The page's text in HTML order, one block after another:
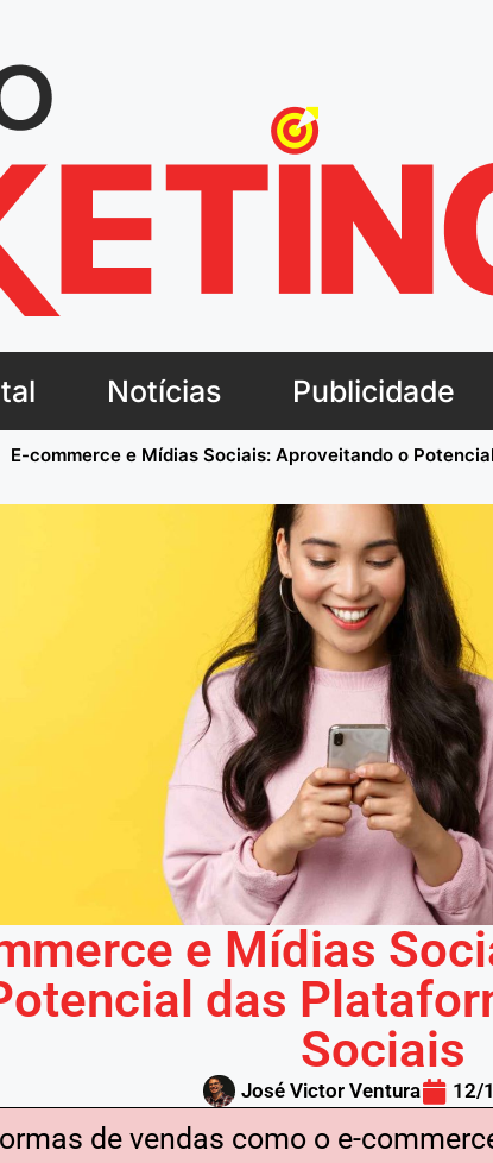
Notícias Publicidade
E-commerce e Mídias Sociais: Aproveitando o
e Mídias
das
Sociais
José Victor Ventura 12/
de vendas como o e-